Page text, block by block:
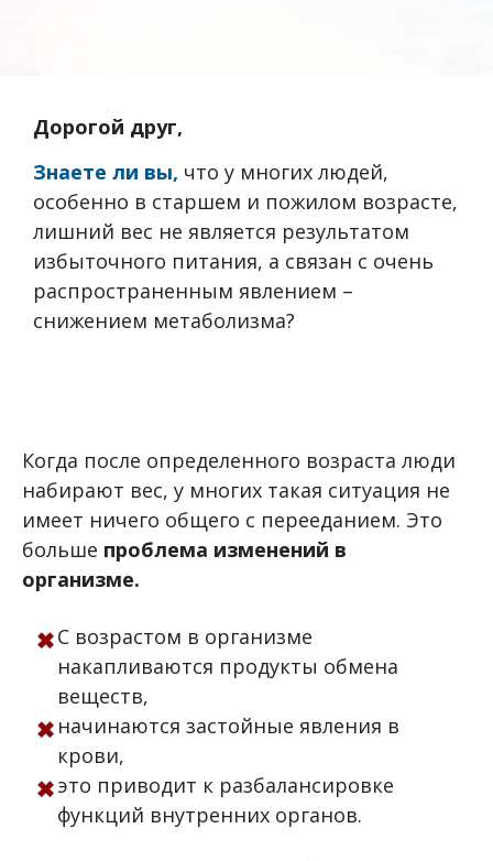
Дорогой друг,
Знаете ли вы, что у многих людей,
особенно в старшем и пожилом возрасте,
лишний вес не является результатом
избыточного питания, а связан с очень
распространенным явлением –
снижением метаболизма?
Когда после определенного возраста люди
набирают вес, у многих такая ситуация не
имеет ничего общего с перееданием. Это
больше проблема изменений в
организме.
С возрастом в организме
накапливаются продукты обмена
веществ,
начинаются застойные явления в
крови,
это приводит к разбалансировке
функций внутренних органов.